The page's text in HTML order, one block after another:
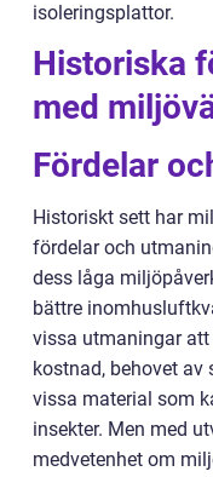
isoleringsplattor.
Historiska
med
Fördelar
Historiskt sett har
fördelar och
dess låga
bättre
vissa utmaningar
kostnad, behovet
vissa material som
insekter. Men med
medvetenhet om